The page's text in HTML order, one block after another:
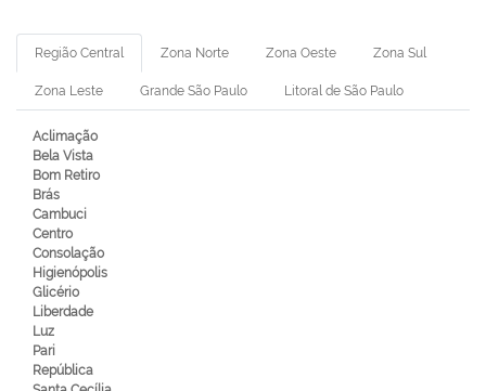
Região Central Zona Norte Zona Oeste Zona Sul
Zona Leste Grande São Paulo Litoral de São Paulo
Aclimação
Bela Vista
Bom Retiro
Brás
Cambuci
Centro
Consolação
Higienópolis
Glicério
Liberdade
Luz
Pari
República